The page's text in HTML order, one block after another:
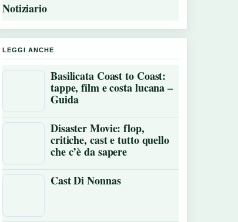
Notiziario
LEGGI ANCHE
Basilicata Coast to Coast:
tappe, film e costa lucana –
Guida
Disaster Movie: flop,
critiche, cast e tutto quello
che c’è da sapere
Cast Di Nonnas